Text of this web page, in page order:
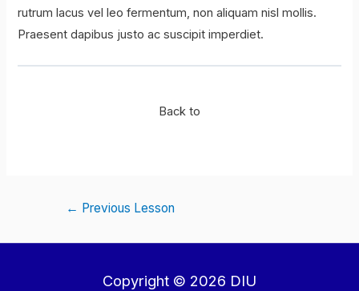
rutrum lacus vel leo fermentum, non aliquam nisl mollis.
Praesent dapibus justo ac suscipit imperdiet.
Back to
← Previous Lesson
Copyright © 2026 DIU